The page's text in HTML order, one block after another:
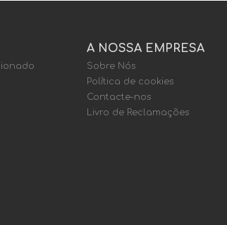
A NOSSA EMPRESA
Sobre Nós
Política de cookies
Contacte-nos
Livro de Reclamações